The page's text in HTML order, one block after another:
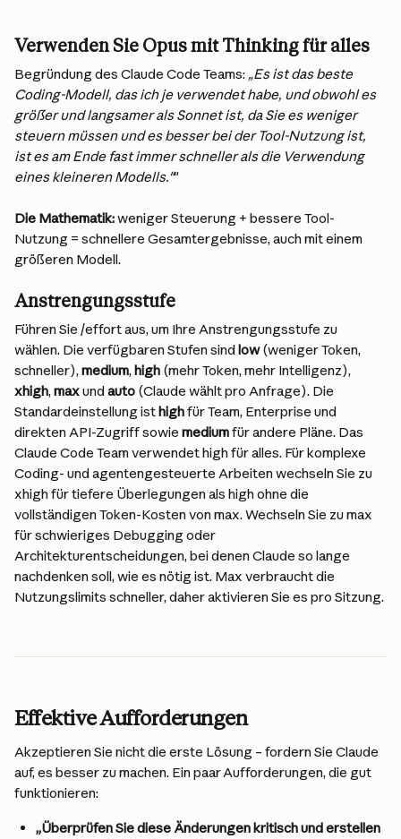
Verwenden Sie Opus mit Thinking für alles
Begründung des Claude Code Teams: „Es ist das beste
Coding-Modell, das ich je verwendet habe, und obwohl es
größer und langsamer als Sonnet ist, da Sie es weniger
steuern müssen und es besser bei der Tool-Nutzung ist,
ist es am Ende fast immer schneller als die Verwendung
eines kleineren Modells.""
Die Mathematik: weniger Steuerung + bessere Tool-
Nutzung = schnellere Gesamtergebnisse, auch mit einem
größeren Modell.
Anstrengungsstufe
Führen Sie /effort aus, um Ihre Anstrengungsstufe zu
wählen. Die verfügbaren Stufen sind low (weniger Token,
schneller), medium, high (mehr Token, mehr Intelligenz),
xhigh, max und auto (Claude wählt pro Anfrage). Die
Standardeinstellung ist high für Team, Enterprise und
direkten API-Zugriff sowie medium für andere Pläne. Das
Claude Code Team verwendet high für alles. Für komplexe
Coding- und agentengesteuerte Arbeiten wechseln Sie zu
xhigh für tiefere Überlegungen als high ohne die
vollständigen Token-Kosten von max. Wechseln Sie zu max
für schwieriges Debugging oder
Architekturentscheidungen, bei denen Claude so lange
nachdenken soll, wie es nötig ist. Max verbraucht die
Nutzungslimits schneller, daher aktivieren Sie es pro Sitzung.
Effektive Aufforderungen
Akzeptieren Sie nicht die erste Lösung – fordern Sie Claude
auf, es besser zu machen. Ein paar Aufforderungen, die gut
funktionieren:
„Überprüfen Sie diese Änderungen kritisch und erstellen